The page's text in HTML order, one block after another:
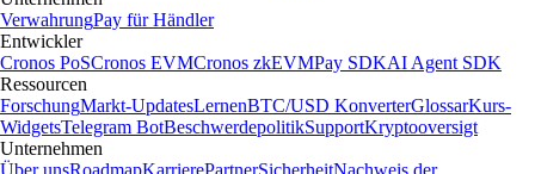
VerwahrungPay für Händler
Entwickler
Cronos PoSCronos EVMCronos zkEVMPay SDKAI Agent SDK
Ressourcen
ForschungMarkt-UpdatesLernenBTC/USD KonverterGlossarKurs-
WidgetsTelegram BotBeschwerdepolitikSupportKryptooversigt
Unternehmen
Über unsRoadmapKarrierePartnerSicherheitNachweis der